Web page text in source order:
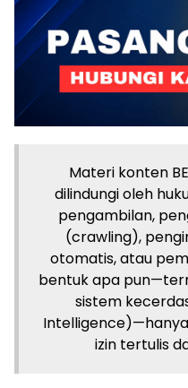
Materi konten
dilindungi oleh
pengambilan,
(crawling),
otomatis, atau
bentuk apa
sistem
izin tertulis